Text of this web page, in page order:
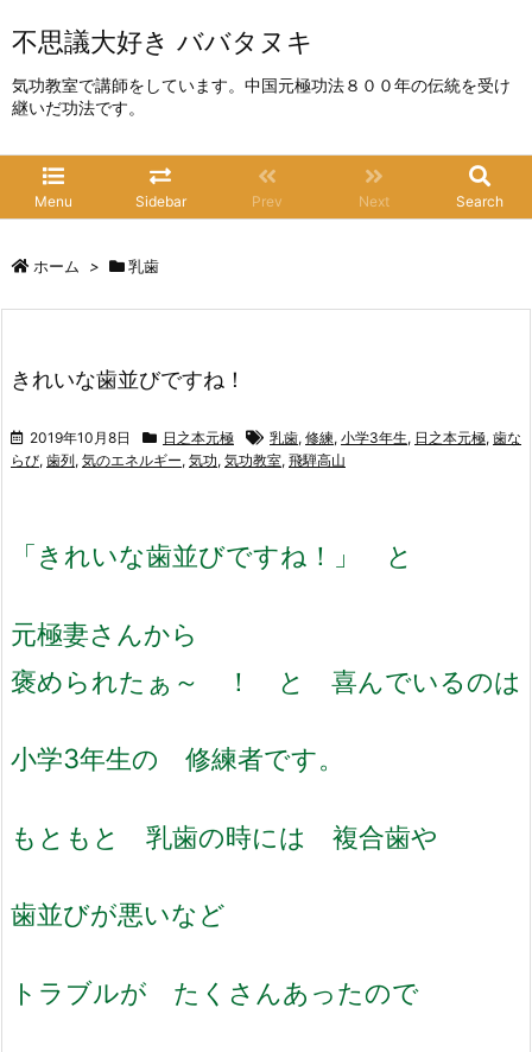
不思議大好き ババタヌキ
気功教室で講師をしています。中国元極功法８００年の伝統を受け
継いだ功法です。
Menu Sidebar Prev Next Search
ホーム > 乳歯
きれいな歯並びですね！
2019年10月8日 日之本元極 乳歯, 修練, 小学3年生, 日之本元極, 歯な
らび, 歯列, 気のエネルギー, 気功, 気功教室, 飛騨高山
「きれいな歯並びですね！」 と
元極妻さんから
褒められたぁ～ ！ と 喜んでいるのは
小学3年生の 修練者です。
もともと 乳歯の時には 複合歯や
歯並びが悪いなど
トラブルが たくさんあったので